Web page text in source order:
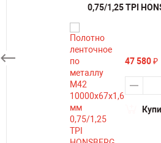
0,75/1,25 TPI
47 580₽